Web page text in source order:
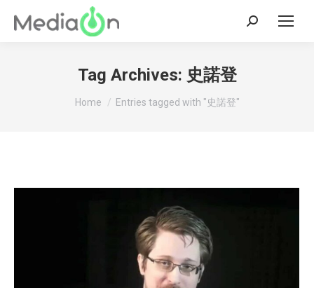
Search:
Tag Archives: 史諾登
You are here:
Home Entries tagged with "史諾登"